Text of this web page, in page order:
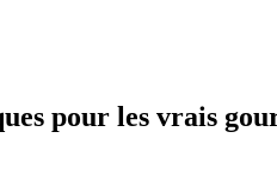
pour les vrais